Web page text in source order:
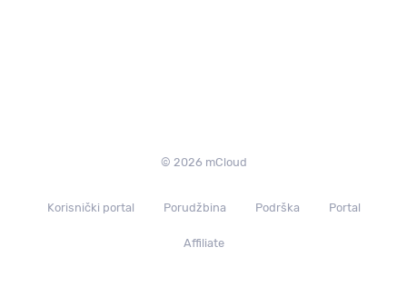
© 2026 mCloud
Korisnički portal Porudžbina Podrška Portal
Affiliate